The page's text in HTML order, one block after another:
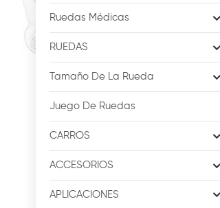
Ruedas Médicas
RUEDAS
Tamaño De La Rueda
Juego De Ruedas
CARROS
ACCESORIOS
APLICACIONES